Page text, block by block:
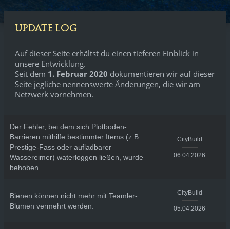
UPDATE LOG
Auf dieser Seite erhältst du einen tieferen Einblick in
unsere Entwicklung.
Seit dem 1. Februar 2020 dokumentieren wir auf dieser
Seite jegliche nennenswerte Änderungen, die wir am
Netzwerk vornehmen.
Der Fehler, bei dem sich Plotboden-
Barrieren mithilfe bestimmter Items (z.B.
Prestige-Fass oder aufladbarer
Wassereimer) waterloggen ließen, wurde
behoben.
CityBuild
06.04.2026
Bienen können nicht mehr mit Teamler-
Blumen vermehrt werden.
CityBuild
05.04.2026